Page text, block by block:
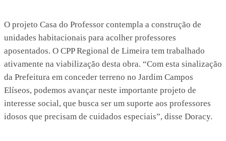
O projeto Casa do Professor contempla a construção de
unidades habitacionais para acolher professores
aposentados. O CPP Regional de Limeira tem trabalhado
ativamente na viabilização desta obra. “Com esta sinalização
da Prefeitura em conceder terreno no Jardim Campos
Elíseos, podemos avançar neste importante projeto de
interesse social, que busca ser um suporte aos professores
idosos que precisam de cuidados especiais”, disse Doracy.